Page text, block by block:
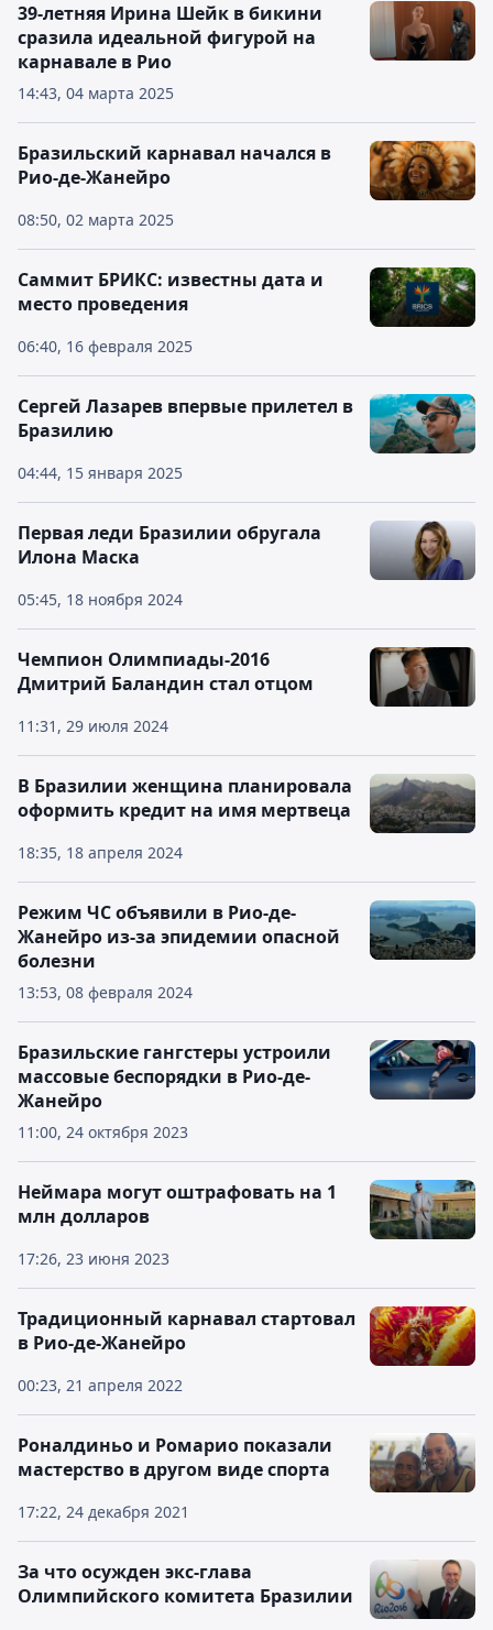
14:43, 04 марта 2025
39-летняя Ирина Шейк в бикини
сразила идеальной фигурой на
карнавале в Рио
08:50, 02 марта 2025
Бразильский карнавал начался в
Рио-де-Жанейро
06:40, 16 февраля 2025
Саммит БРИКС: известны дата и
место проведения
04:44, 15 января 2025
Сергей Лазарев впервые прилетел в
Бразилию
05:45, 18 ноября 2024
Первая леди Бразилии обругала
Илона Маска
11:31, 29 июля 2024
Чемпион Олимпиады-2016
Дмитрий Баландин стал отцом
18:35, 18 апреля 2024
В Бразилии женщина планировала
оформить кредит на имя мертвеца
13:53, 08 февраля 2024
Режим ЧС объявили в Рио-де-
Жанейро из-за эпидемии опасной
болезни
11:00, 24 октября 2023
Бразильские гангстеры устроили
массовые беспорядки в Рио-де-
Жанейро
17:26, 23 июня 2023
Неймара могут оштрафовать на 1
млн долларов
00:23, 21 апреля 2022
Традиционный карнавал стартовал
в Рио-де-Жанейро
17:22, 24 декабря 2021
Роналдиньо и Ромарио показали
мастерство в другом виде спорта
За что осужден экс-глава
Олимпийского комитета Бразилии